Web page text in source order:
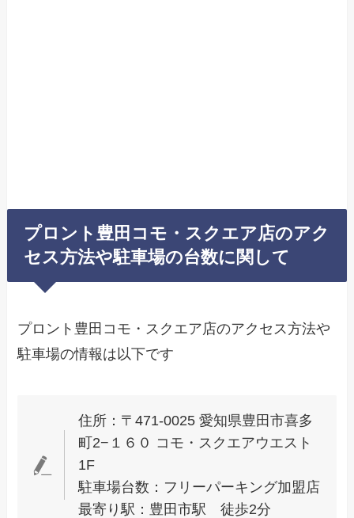
プロント豊田コモ・スクエア店のアク
セス方法や駐車場の台数に関して
プロント豊田コモ・スクエア店のアクセス方法や
駐車場の情報は以下です
住所：〒471-0025 愛知県豊田市喜多
町2−１６０ コモ・スクエアウエスト
1F
駐車場台数：フリーパーキング加盟店
最寄り駅：豊田市駅 徒歩2分